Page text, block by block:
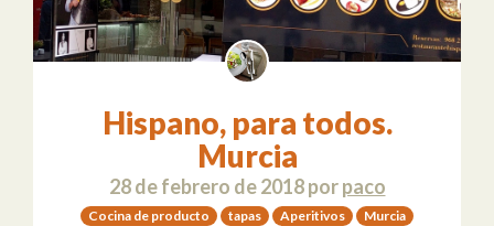
Hispano, para todos.
Murcia
28 de febrero de 2018porpaco
Cocina de producto tapas Aperitivos
Murcia